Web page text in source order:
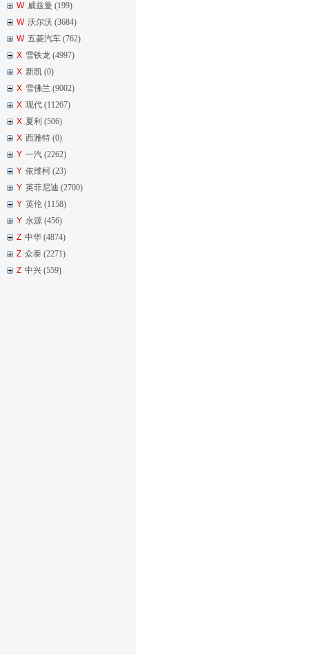
W 威兹曼 (199)
W 沃尔沃 (3684)
W 五菱汽车 (762)
X 雪铁龙 (4997)
X 新凯 (0)
X 雪佛兰 (9002)
X 现代 (11267)
X 夏利 (506)
X 西雅特 (0)
Y 一汽 (2262)
Y 依维柯 (23)
Y 英菲尼迪 (2700)
Y 英伦 (1158)
Y 永源 (456)
Z 中华 (4874)
Z 众泰 (2271)
Z 中兴 (559)